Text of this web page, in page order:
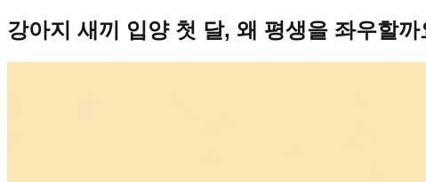
강아지 새끼 입양 첫 달, 왜 평생을 좌우할까